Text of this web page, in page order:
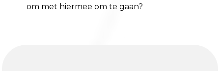
om met hiermee om te gaan?